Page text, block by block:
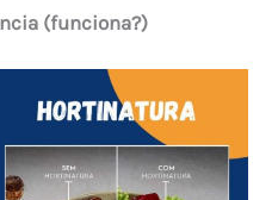
(funciona?)